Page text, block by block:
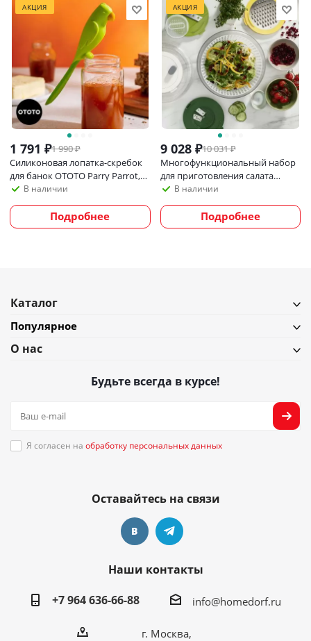
АКЦИЯ
1 791 ₽1 990₽
Силиконовая лопатка-скребок
для банок OTOTO Parry Parrot,
для джема, паст и соусов
В наличии
Подробнее
АКЦИЯ
9 028₽10 031₽
Многофункциональный набор
для приготовления салата
Joseph Joseph Multi-Prep
В наличии
Подробнее
Каталог
Популярное
О нас
Будьте всегда в курсе!
Я согласен на обработку персональных данных
Оставайтесь на связи
Наши контакты
+7 964 636-66-88
info@homedorf.ru
г. Москва,